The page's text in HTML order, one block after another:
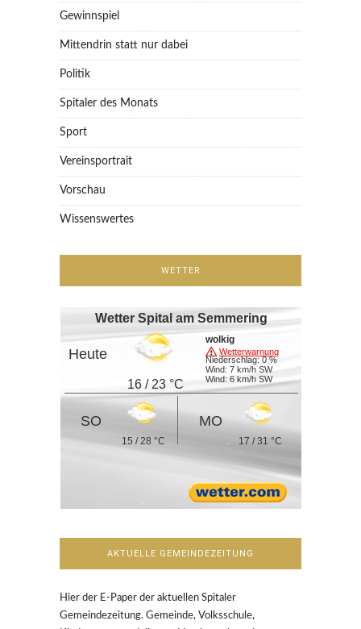
Gewinnspiel
Mittendrin statt nur dabei
Politik
Spitaler des Monats
Sport
Vereinsportrait
Vorschau
Wissenswertes
WETTER
Wetter Spital am Semmering
Heute
16 / 23 °C
Wetterwarnung
wolkig
Niederschlag: 0 %
Wind: 7 km/h SW
Wind: 6 km/h SW
SO
15 / 28 °C
MO
17 / 31 °C
AKTUELLE GEMEINDEZEITUNG
Hier der E-Paper der aktuellen Spitaler
Gemeindezeitung. Gemeinde, Volksschule,